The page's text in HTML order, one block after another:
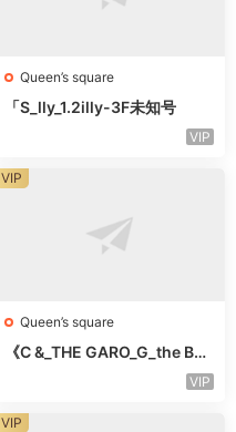
Queen’s square
「S_lly_1.2illy-3F未知号
VIP
Queen’s square
《C &_THE GARO_G_the Bar
VIP
VIP
VIP